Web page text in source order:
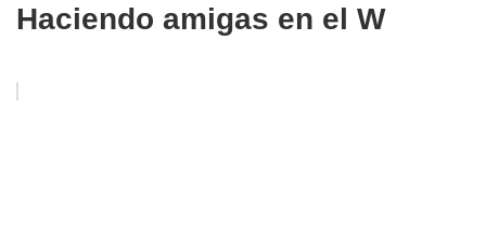
Haciendo amigas en el W